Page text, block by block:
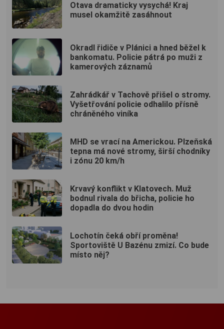
Otava dramaticky vysychá! Kraj
musel okamžitě zasáhnout
Okradl řidiče v Plánici a hned běžel k
bankomatu. Policie pátrá po muži z
kamerových záznamů
Zahrádkář v Tachově přišel o stromy.
Vyšetřování policie odhalilo přísně
chráněného viníka
MHD se vrací na Americkou. Plzeňská
tepna má nové stromy, širší chodníky
i zónu 20 km/h
Krvavý konflikt v Klatovech. Muž
bodnul rivala do břicha, policie ho
dopadla do dvou hodin
Lochotín čeká obří proměna!
Sportoviště U Bazénu zmizí. Co bude
místo něj?